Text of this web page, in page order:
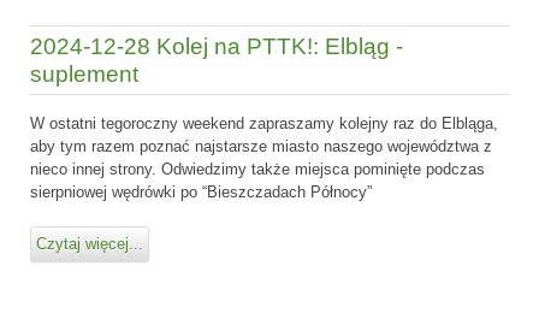
2024-12-28 Kolej na PTTK!: Elbląg -
suplement
W ostatni tegoroczny weekend zapraszamy kolejny raz do Elbląga,
aby tym razem poznać najstarsze miasto naszego województwa z
nieco innej strony. Odwiedzimy także miejsca pominięte podczas
sierpniowej wędrówki po “Bieszczadach Północy”
Czytaj więcej...